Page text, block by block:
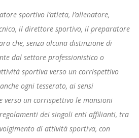
sportivo l’atleta, l’allenatore,
il direttore sportivo, il preparatore
che, senza alcuna distinzione di
dal settore professionistico o
sportiva verso un corrispettivo
ogni tesserato, ai sensi
verso un corrispettivo le mansioni
dei singoli enti affilianti, tra
di attività sportiva, con